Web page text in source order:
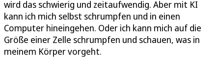
wird das schwierig und zeitaufwendig. Aber mit KI
kann ich mich selbst schrumpfen und in einen
Computer hineingehen. Oder ich kann mich auf die
Größe einer Zelle schrumpfen und schauen, was in
meinem Körper vorgeht.